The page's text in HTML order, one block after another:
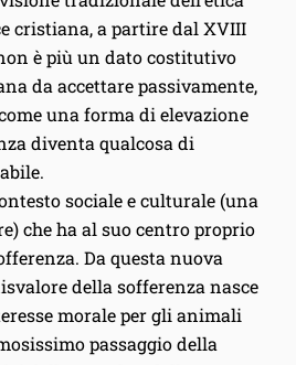
cristiana, a partire dal XVIII
è più un dato costitutivo
da accettare passivamente,
una forma di elevazione
diventa qualcosa di
sociale e culturale (una
che ha al suo centro proprio
Da questa nuova
della sofferenza nasce
morale per gli animali
passaggio della